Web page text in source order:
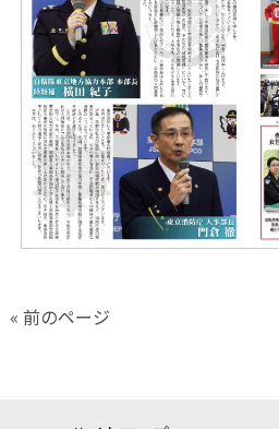
« 前のページ